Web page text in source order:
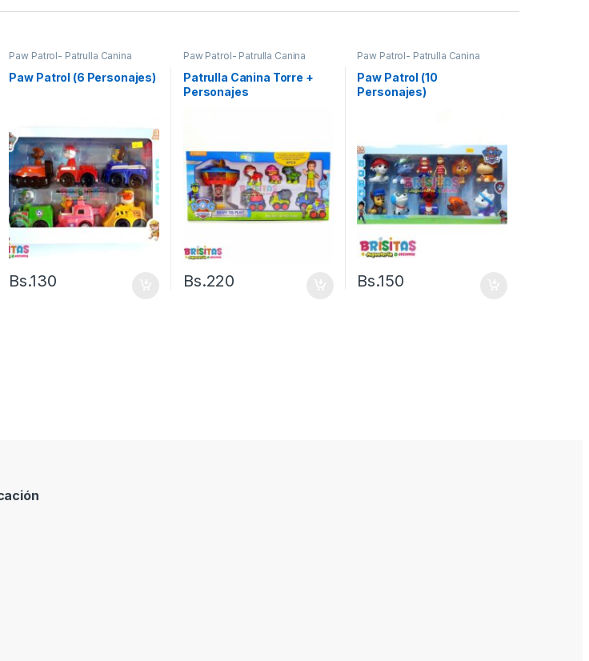
Paw Patrol- Patrulla Canina
Paw Patrol (6 Personajes)
Bs.130
Paw Patrol- Patrulla Canina
Patrulla Canina Torre +
Personajes
Bs.220
Paw Patrol- Patrulla Canina
Paw Patrol (10
Personajes)
Bs.150